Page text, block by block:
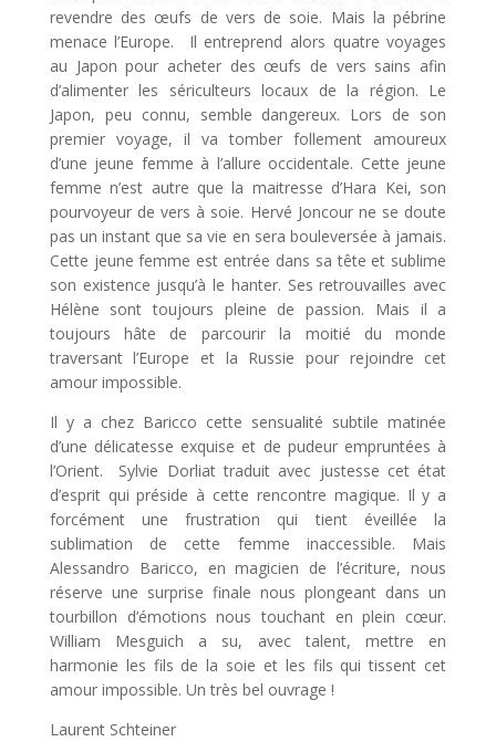
revendre des œufs de vers de soie. Mais la pébrine
menace l’Europe. Il entreprend alors quatre voyages
au Japon pour acheter des œufs de vers sains afin
d’alimenter les sériculteurs locaux de la région. Le
Japon, peu connu, semble dangereux. Lors de son
premier voyage, il va tomber follement amoureux
d’une jeune femme à l’allure occidentale. Cette jeune
femme n’est autre que la maitresse d’Hara Kei, son
pourvoyeur de vers à soie. Hervé Joncour ne se doute
pas un instant que sa vie en sera bouleversée à jamais.
Cette jeune femme est entrée dans sa tête et sublime
son existence jusqu’à le hanter. Ses retrouvailles avec
Hélène sont toujours pleine de passion. Mais il a
toujours hâte de parcourir la moitié du monde
traversant l’Europe et la Russie pour rejoindre cet
amour impossible.
Il y a chez Baricco cette sensualité subtile matinée
d’une délicatesse exquise et de pudeur empruntées à
l’Orient. Sylvie Dorliat traduit avec justesse cet état
d’esprit qui préside à cette rencontre magique. Il y a
forcément une frustration qui tient éveillée la
sublimation de cette femme inaccessible. Mais
Alessandro Baricco, en magicien de l’écriture, nous
réserve une surprise finale nous plongeant dans un
tourbillon d’émotions nous touchant en plein cœur.
William Mesguich a su, avec talent, mettre en
harmonie les fils de la soie et les fils qui tissent cet
amour impossible. Un très bel ouvrage !
Laurent Schteiner